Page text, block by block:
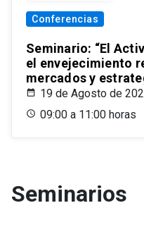
Conferencias
Seminario: “El
el envejecimiento
mercados y
19 de Agosto de
09:00 a 11:00 horas
Seminarios